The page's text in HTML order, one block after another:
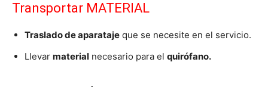
Transportar MATERIAL
Traslado de aparataje que se necesite en el servicio.
Llevar material necesario para el quirófano.